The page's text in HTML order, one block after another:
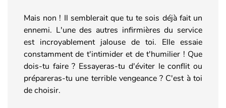
Mais non ! Il semblerait que tu te sois déjà fait un
ennemi. L'une des autres infirmières du service
est incroyablement jalouse de toi. Elle essaie
constamment de t'intimider et de t'humilier ! Que
dois-tu faire ? Essayeras-tu d'éviter le conflit ou
prépareras-tu une terrible vengeance ? C'est à toi
de choisir.